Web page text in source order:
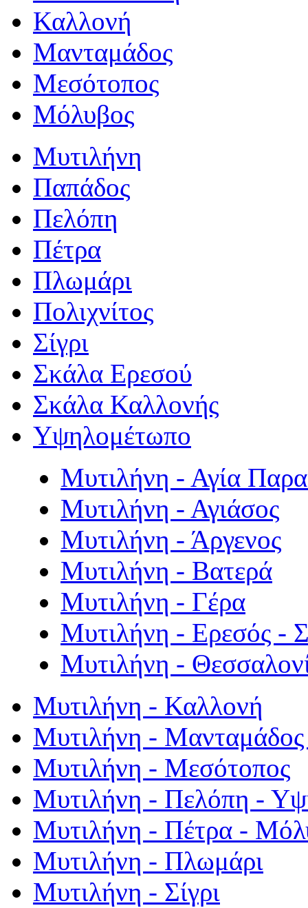
Καλλονή
Μανταμάδος
Μεσότοπος
Μόλυβος
Μυτιλήνη
Παπάδος
Πελόπη
Πέτρα
Πλωμάρι
Πολιχνίτος
Σίγρι
Σκάλα Ερεσού
Σκάλα Καλλονής
Υψηλομέτωπο
Μυτιλήνη - Αγία
Μυτιλήνη - Αγιάσος
Μυτιλήνη - Άργενος
Μυτιλήνη - Βατερά
Μυτιλήνη - Γέρα
Μυτιλήνη - Ερεσός -
Μυτιλήνη -
Μυτιλήνη - Καλλονή
Μυτιλήνη - Μανταμάδος
Μυτιλήνη - Μεσότοπος
Μυτιλήνη - Πελόπη -
Μυτιλήνη - Πέτρα -
Μυτιλήνη - Πλωμάρι
Μυτιλήνη - Σίγρι